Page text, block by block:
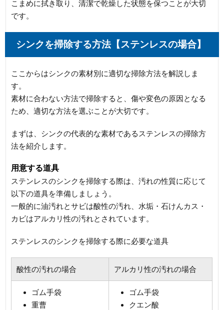
こまめに拭き取り、清潔で乾燥した状態を保つことが大切
です。
シンクを掃除する方法【ステンレスの場合】
ここからはシンクの素材別に適切な掃除方法を解説しま
す。
素材に合わない方法で掃除すると、傷や変色の原因となる
ため、適切な方法を選ぶことが大切です。
まずは、シンクの代表的な素材であるステンレスの掃除方
法を紹介します。
用意する道具
ステンレスのシンクを掃除する際は、汚れの性質に応じて
以下の道具を準備しましょう。
一般的に油汚れとサビは酸性の汚れ、水垢・石けんカス・
カビはアルカリ性の汚れとされています。
ステンレスのシンクを掃除する際に必要な道具
酸性の汚れの場合 アルカリ性の汚れの場合
ゴム手袋
重曹
ゴム手袋
クエン酸